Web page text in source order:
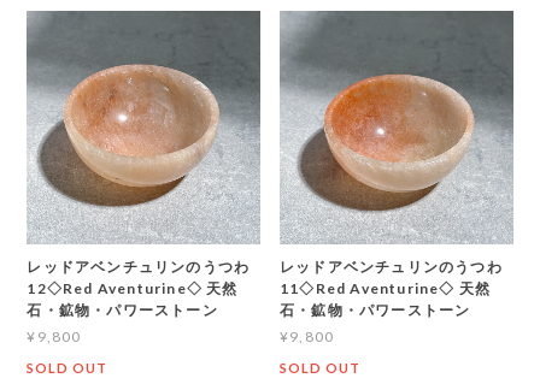
レッドアベンチュリンのうつわ
12◇Red Aventurine◇ 天然
石・鉱物・パワーストーン
¥9,800
SOLD OUT
レッドアベンチュリンのうつわ
11◇Red Aventurine◇ 天然
石・鉱物・パワーストーン
¥9,800
SOLD OUT